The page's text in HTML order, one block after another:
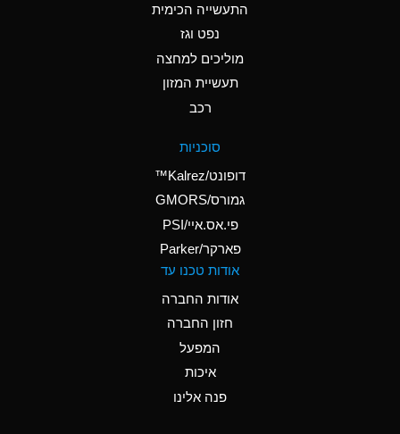
Ammonium Nitrate
Ammonium Nitrite
Ammonium Persulfate
Ammonium Phosphate
A
Ammonium Sulfate
A
Amyl Acetate (Banana
התעשייה הכימית
נפט וגז
מוליכים למחצה
תעשיית המזון
רכב
סוכניות
דופונט/Kalrez™
גמורס/GMORS
פי.אס.איי/PSI
פארקר/Parker
אודות טכנו עד
אודות החברה
חזון החברה
המפעל
איכות
פנה אלינו